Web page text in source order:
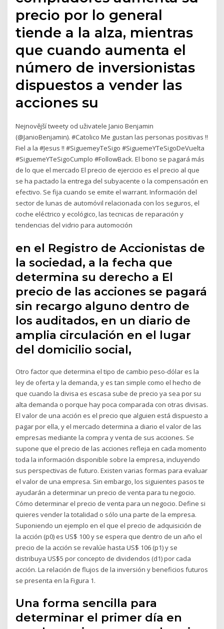
precio por lo general
tiende a la alza, mientras
que cuando aumenta el
número de inversionistas
dispuestos a vender las
acciones su
Nejnovější tweety od uživatele Janio Benjamin
(@JanioBenjamin). #Catolico Me gustan las personas positivas !!
Fiel a la #Jesus !! #SiguemeyTeSigo #SiguemeYTeSigoDeVuelta
#SiguemeYTeSigoCumplo #FollowBack. El bono se pagará más
de lo que el mercado El precio de ejercicio es el precio al que
se ha pactado la entrega del subyacente o la compensación en
efectivo. Se fija cuando se emite el warrant. Información del
sector de lunas de automóvil relacionada con los seguros, el
coche eléctrico y ecológico, las tecnicas de reparación y
tendencias del vidrio para automoción
en el Registro de Accionistas de
la sociedad, a la fecha que
determina su derecho a El
precio de las acciones se pagará
sin recargo alguno dentro de
los auditados, en un diario de
amplia circulación en el lugar
del domicilio social,
Otro factor que determina el tipo de cambio peso-dólar es la
ley de oferta y la demanda, y es tan simple como el hecho de
que cuando la divisa es escasa sube de precio ya sea por su
alta demanda o porque hay poca comparada con otras divisas.
El valor de una acción es el precio que alguien está dispuesto a
pagar por ella, y el mercado determina a diario el valor de las
empresas mediante la compra y venta de sus acciones. Se
supone que el precio de las acciones refleja en cada momento
toda la información disponible sobre la empresa, incluyendo
sus perspectivas de futuro. Existen varias formas para evaluar
el valor de una empresa. Sin embargo, los siguientes pasos te
ayudarán a determinar un precio de venta para tu negocio.
Cómo determinar el precio de venta para un negocio. Define si
quieres vender la totalidad o sólo una parte de la empresa.
Suponiendo un ejemplo en el que el precio de adquisición de
la acción (p0) es US$ 100 y se espera que dentro de un año el
precio de la acción se revalúe hasta US$ 106 (p1) y se
distribuya US$5 por concepto de dividendos (d1) por cada
acción. La relación de flujos de la inversión y beneficios futuros
se presenta en la Figura 1.
Una forma sencilla para
determinar el primer día en